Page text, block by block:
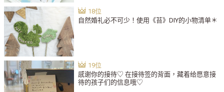
自然婚礼必不可少！使用《苔》DIY的小物清单＊
感谢你的接待♡ 在接待签的背面，藏着给愿意接
待的孩子们的信息哦♡